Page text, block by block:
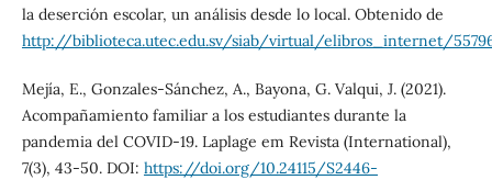
la deserción escolar, un análisis desde lo local. Obtenido de
http://biblioteca.utec.edu.sv/siab/virtual/elibros_internet/
Mejía, E., Gonzales-Sánchez, A., Bayona, G. Valqui, J. (2021).
Acompañamiento familiar a los estudiantes durante la
pandemia del COVID-19. Laplage em Revista (International),
7(3), 43-50. DOI: https://doi.org/10.24115/S2446-